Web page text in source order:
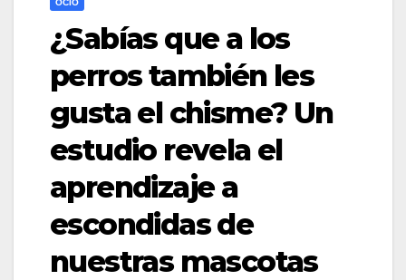
¿Sabías que a los
perros también les
gusta el chisme? Un
estudio revela el
aprendizaje a
escondidas de
nuestras mascotas